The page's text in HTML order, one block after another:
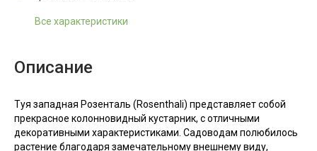
Все характеристики
Описание
Туя западная Розенталь (Rosenthali) представляет собой
прекрасное колонновидный кустарник, с отличными
декоративными характеристиками. Садоводам полюбилось
растение благодаря замечательному внешнему виду,